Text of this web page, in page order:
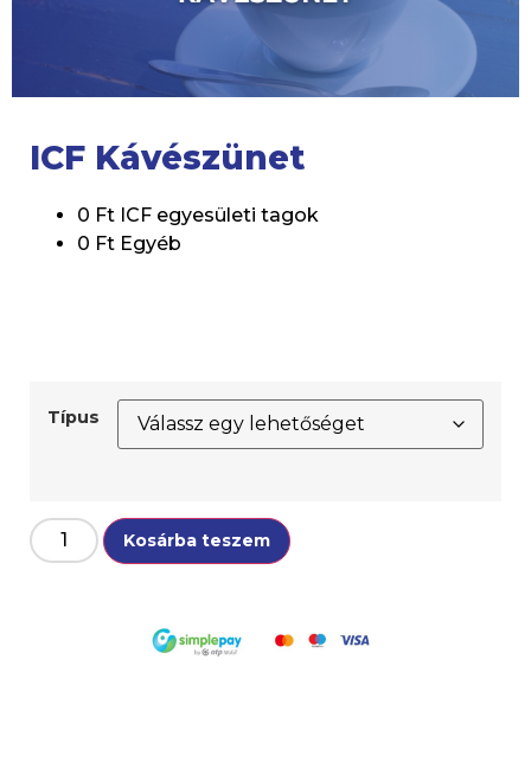
ICF Kávészünet
0 Ft ICF egyesületi tagok
0 Ft Egyéb
Típus
Kosárba teszem